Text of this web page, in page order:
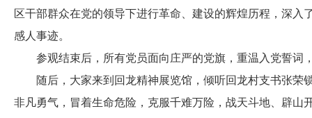
区干部群众在党的领导下进行革命、建设的辉煌历程，深
感人事迹。
参观结束后，所有党员面向庄严的党旗，重温入党誓词
随后，大家来到回龙精神展览馆，倾听回龙村支书张荣
非凡勇气，冒着生命危险，克服千难万险，战天斗地、辟